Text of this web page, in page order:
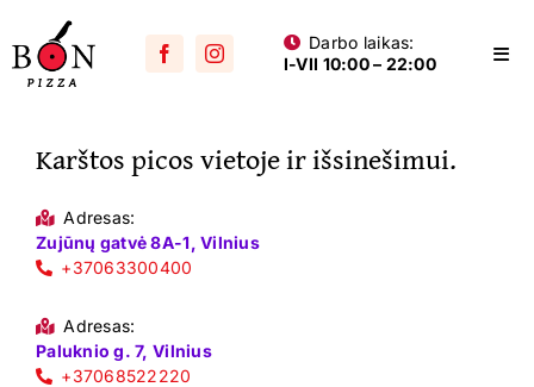
to
content
Darbo laikas:
I-VII 10:00 – 22:00
Su mėsa
Karštos picos vietoje ir išsinešimui.
Adresas:
Zujūnų gatvė 8A-1, Vilnius
+37063300400
Adresas:
Paluknio g. 7, Vilnius
+37068522220